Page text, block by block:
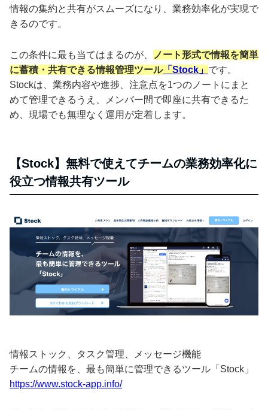
情報の集約と共有がスムーズになり、業務効率化が実現で
きるのです。
この条件に最も当てはまるのが、
ノート形式で情報を簡単
に蓄積・共有できる情報管理ツール「Stock」 です。
Stockは、業務内容や進捗、注意点を1つのノートにまと
めて管理できるうえ、メンバー間で即座に共有できるた
め、現場でも無理なく運用が定着します。
【Stock】無料で使えてチームの業務効率化に
役立つ情報共有ツール
情報ストック、タスク管理、メッセージ機能
チームの情報を、最も簡単に管理できるツール「Stock」
https://www.stock-app.info/